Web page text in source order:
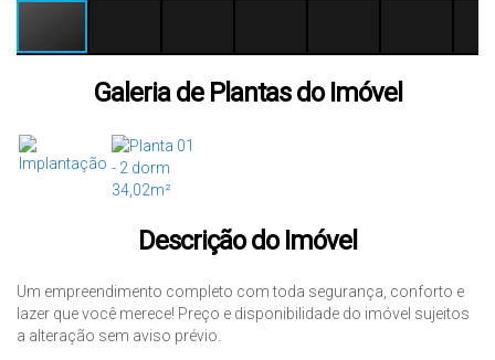
Galeria de Plantas do Imóvel
Descrição do Imóvel
Um empreendimento completo com toda segurança, conforto e
lazer que você merece! Preço e disponibilidade do imóvel sujeitos
a alteração sem aviso prévio.